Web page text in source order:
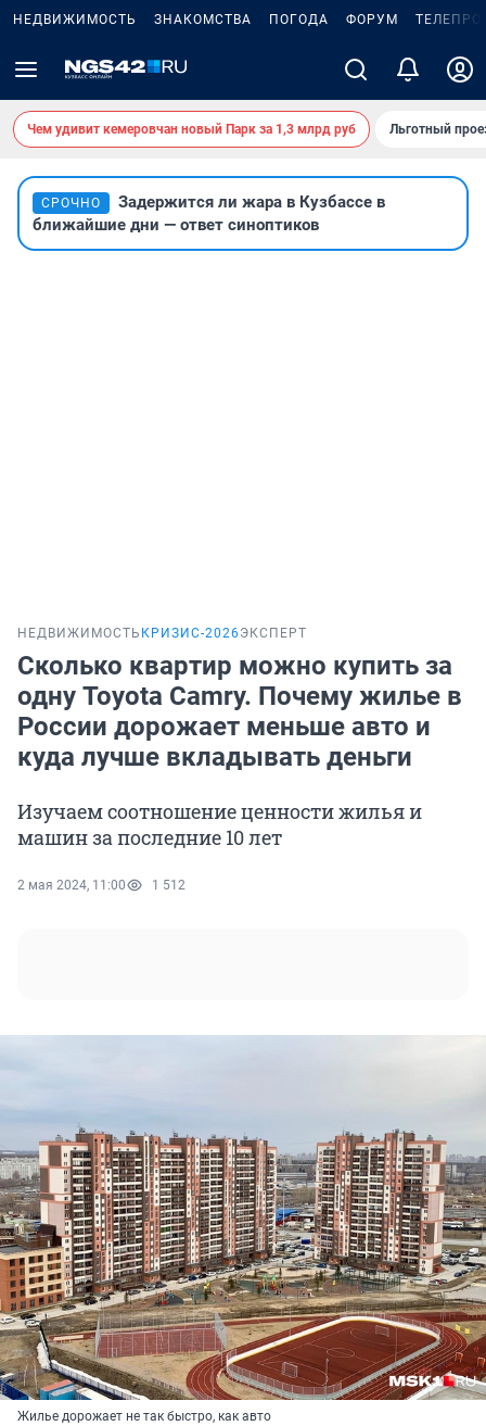
НЕДВИЖИМОСТЬ ЗНАКОМСТВА ПОГОДА ФОРУМ
Чем удивит кемеровчан новый Парк за 1,3 млрд руб Льготный
СРОЧНО
Задержится ли жара в Кузбассе в
ближайшие дни — ответ синоптиков
НЕДВИЖИМОСТЬ КРИЗИС-2026ЭКСПЕРТ
Сколько квартир можно купить за
одну Toyota Camry. Почему жилье в
России дорожает меньше авто и
куда лучше вкладывать деньги
Изучаем соотношение ценности жилья и
машин за последние 10 лет
2 мая 2024, 11:00 1 512
Жилье дорожает не так быстро, как авто